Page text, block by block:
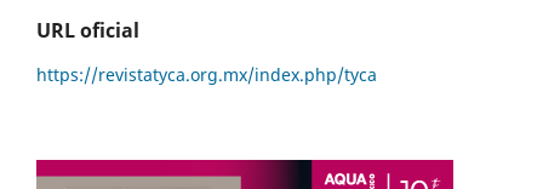
URL oficial
https://revistatyca.org.mx/index.php/tyca